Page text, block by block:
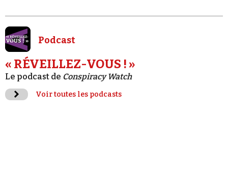
Podcast
« RÉVEILLEZ-VOUS ! »
Le podcast de Conspiracy Watch
Voir toutes les podcasts